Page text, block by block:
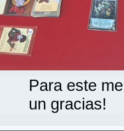
Para este
un gracias!